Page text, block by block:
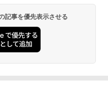
記事を優先表示させる